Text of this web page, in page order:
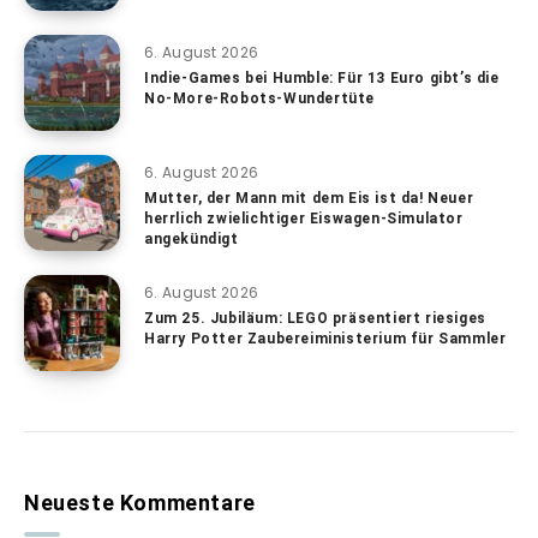
6. August 2026
Indie-Games bei Humble: Für 13 Euro gibt’s die
No-More-Robots-Wundertüte
6. August 2026
Mutter, der Mann mit dem Eis ist da! Neuer
herrlich zwielichtiger Eiswagen-Simulator
angekündigt
6. August 2026
Zum 25. Jubiläum: LEGO präsentiert riesiges
Harry Potter Zaubereiministerium für Sammler
Neueste Kommentare